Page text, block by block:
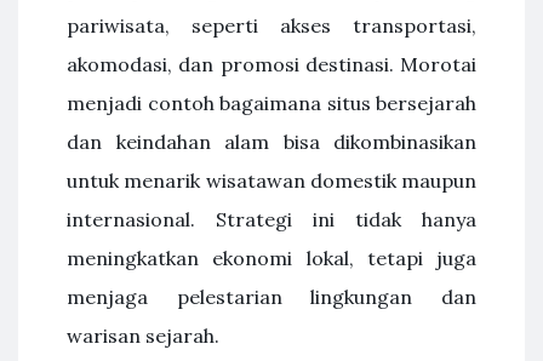
pariwisata, seperti akses transportasi,
akomodasi, dan promosi destinasi. Morotai
menjadi contoh bagaimana situs bersejarah
dan keindahan alam bisa dikombinasikan
untuk menarik wisatawan domestik maupun
internasional. Strategi ini tidak hanya
meningkatkan ekonomi lokal, tetapi juga
menjaga pelestarian lingkungan dan
warisan sejarah.